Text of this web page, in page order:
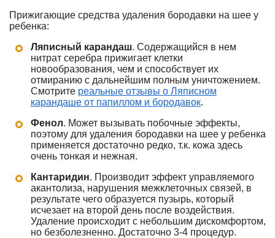
Прижигающие средства удаления бородавки на шее у
ребенка:
Ляписный карандаш. Содержащийся в нем
нитрат серебра прижигает клетки
новообразования, чем и способствует их
отмиранию с дальнейшим полным уничтожением.
Смотрите реальные отзывы о Ляписном
карандаше от папиллом и бородавок.
Фенол. Может вызывать побочные эффекты,
поэтому для удаления бородавки на шее у ребенка
применяется достаточно редко, т.к. кожа здесь
очень тонкая и нежная.
Кантаридин. Производит эффект управляемого
акантолиза, нарушения межклеточных связей, в
результате чего образуется пузырь, который
исчезает на второй день после воздействия.
Удаление происходит с небольшим дискомфортом,
но безболезненно. Достаточно 3-4 процедур.